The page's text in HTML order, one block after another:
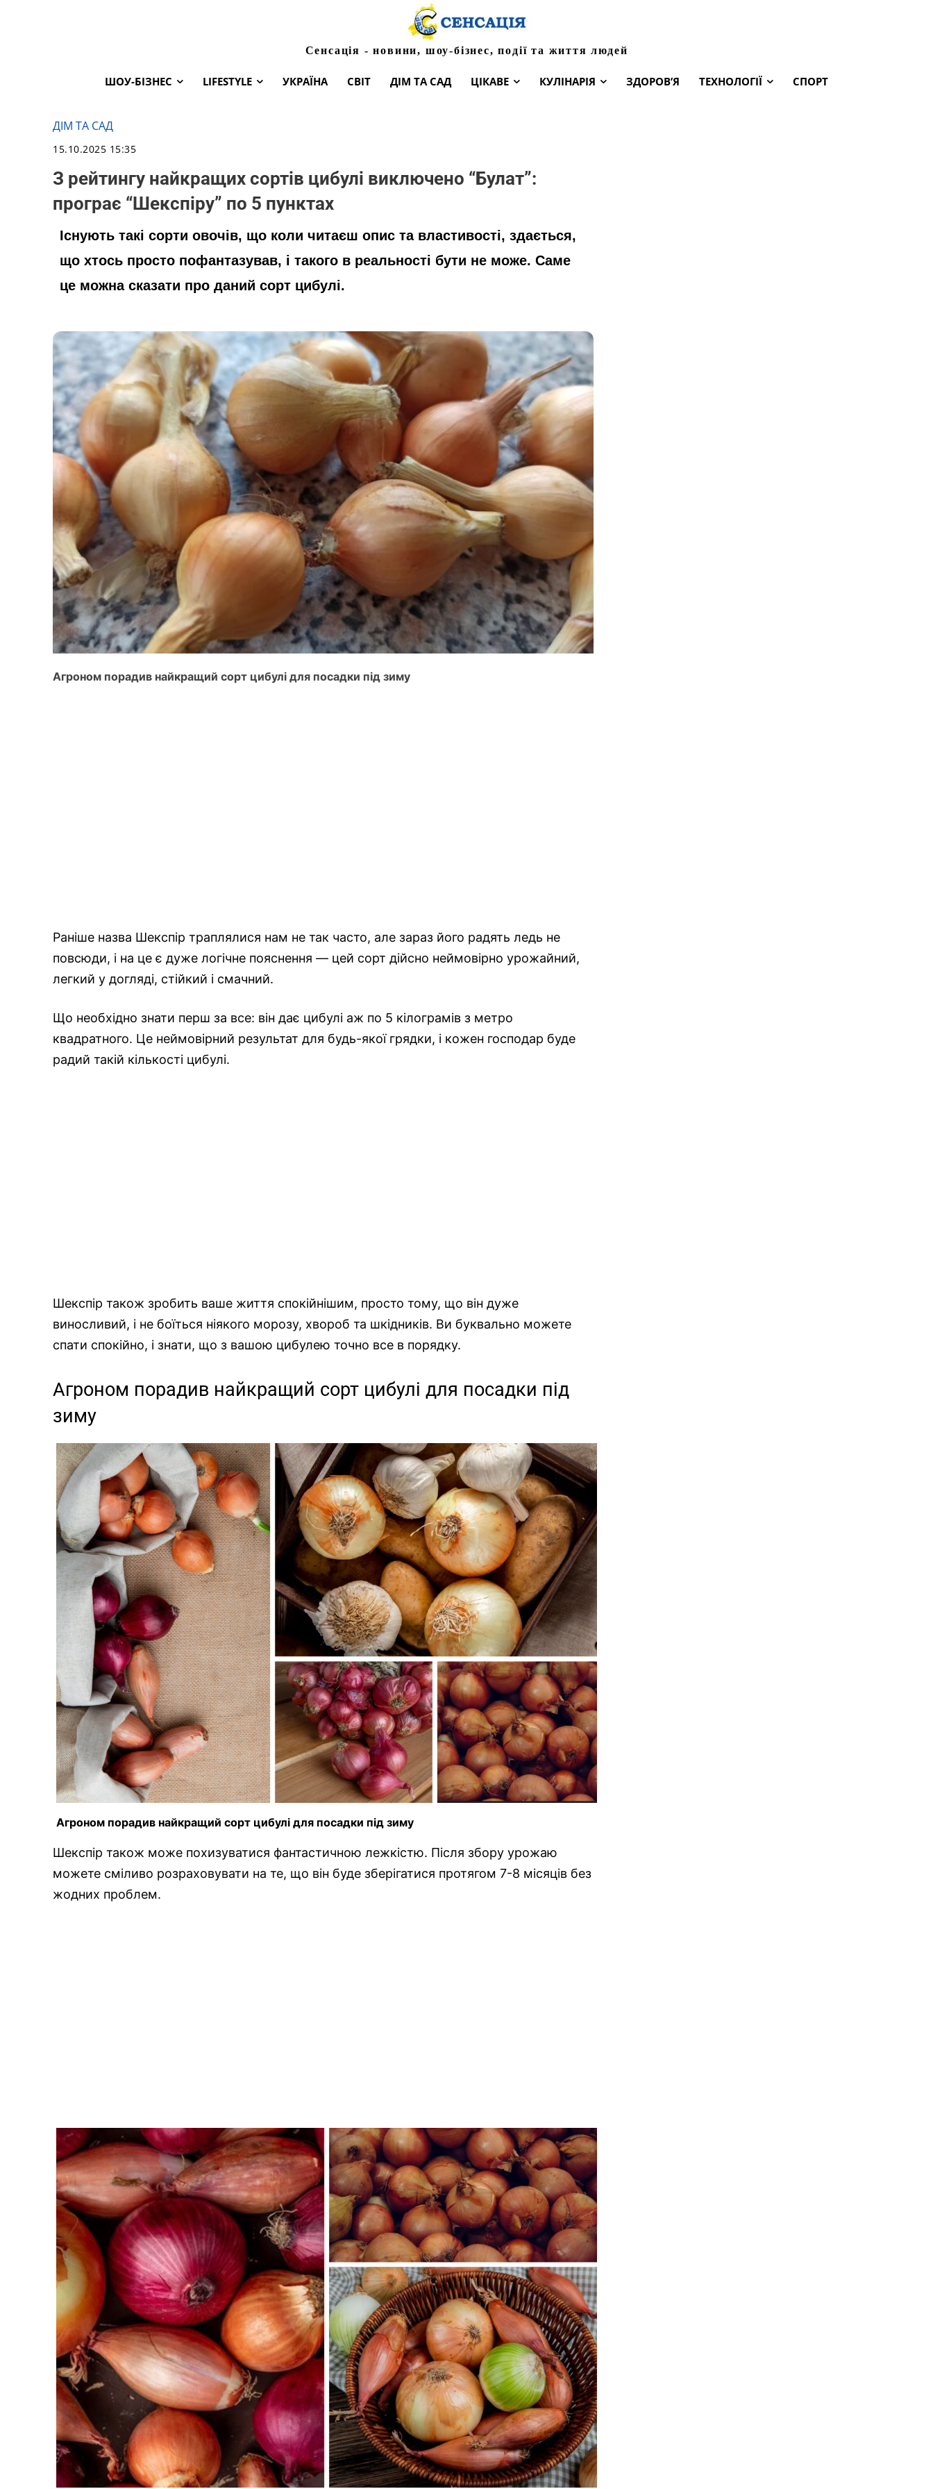
Сенсація - новини, шоу-бізнес, події та життя людей
ШОУ-БІЗНЕС LIFESTYLE УКРАЇНА СВІТ ДІМ ТА САД ЦІКАВЕ КУЛІНАРІЯ ЗДОРОВ’Я ТЕХНОЛОГІЇ СПОРТ
ДІМ ТА САД
15.10.2025 15:35
З рейтингу найкращих сортів цибулі виключено “Булат”:
програє “Шекспіру” по 5 пунктах
Існують такі сорти овочів, що коли читаєш опис та властивості, здається,
що хтось просто пофантазував, і такого в реальності бути не може. Саме
це можна сказати про даний сорт цибулі.
Агроном порадив найкращий сорт цибулі для посадки під зиму
Раніше назва Шекспір траплялися нам не так часто, але зараз його радять ледь не
повсюди, і на це є дуже логічне пояснення — цей сорт дійсно неймовірно урожайний,
легкий у догляді, стійкий і смачний.
Що необхідно знати перш за все: він дає цибулі аж по 5 кілограмів з метро
квадратного. Це неймовірний результат для будь-якої грядки, і кожен господар буде
радий такій кількості цибулі.
Шекспір також зробить ваше життя спокійнішим, просто тому, що він дуже
виносливий, і не боїться ніякого морозу, хвороб та шкідників. Ви буквально можете
спати спокійно, і знати, що з вашою цибулею точно все в порядку.
Агроном порадив найкращий сорт цибулі для посадки під
зиму
Агроном порадив найкращий сорт цибулі для посадки під зиму
Шекспір також може похизуватися фантастичною лежкістю. Після збору урожаю
можете сміливо розраховувати на те, що він буде зберігатися протягом 7-8 місяців без
жодних проблем.